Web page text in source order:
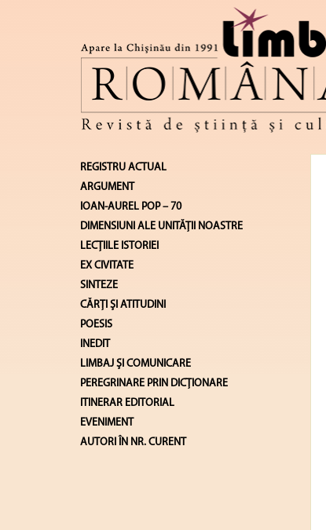
REGISTRU ACTUAL
ARGUMENT
IOAN-AUREL POP – 70
DIMENSIUNI ALE UNITĂŢII NOASTRE
LECŢIILE ISTORIEI
EX CIVITATE
SINTEZE
CĂRŢI ŞI ATITUDINI
POESIS
INEDIT
LIMBAJ ŞI COMUNICARE
PEREGRINARE PRIN DICȚIONARE
ITINERAR EDITORIAL
EVENIMENT
AUTORI ÎN NR. CURENT